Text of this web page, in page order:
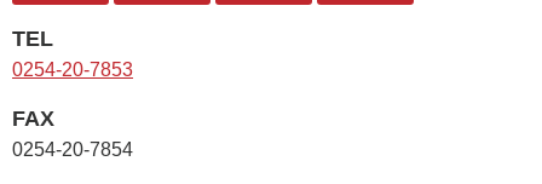
TEL
0254-20-7853
FAX
0254-20-7854